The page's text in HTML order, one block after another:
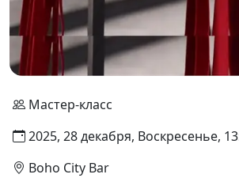
Мастер-класс
2025, 28 декабря, Воскресенье,
Boho City Bar